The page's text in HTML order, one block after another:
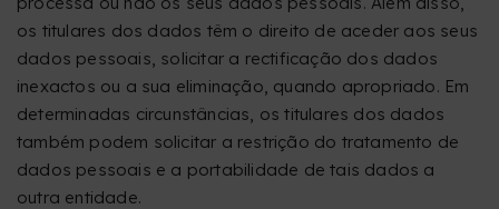
os titulares dos dados têm o direito de aceder aos seus
dados pessoais, solicitar a rectificação dos dados
inexactos ou a sua eliminação, quando apropriado. Em
determinadas circunstâncias, os titulares dos dados
também podem solicitar a restrição do tratamento de
dados pessoais e a portabilidade de tais dados a
outra entidade.